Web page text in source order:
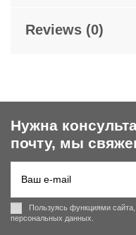
Reviews (0)
Нужна
почту, мы
Пользуясь функциями
персональных данных.